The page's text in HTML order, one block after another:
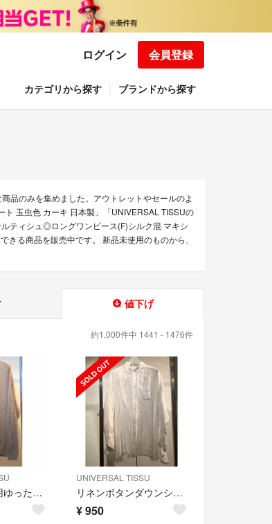
ログイン 会員登録
カテゴリから探す ブランドから探す
品のみを集めました。アウトレットやセールのよ
玉虫色 カーキ 日本製」「UNIVERSAL TISSUの
ィシュ◎ロングワンピース(F)シルク混 マキシ
る商品を販売中です。 新品未使用のものから、
値下げ
約1,000件中 1441 - 1476件
ソフィー様専用ゆったりコットンニット/グラソンボーダー
UNIVERSAL TISSU
リネンボタンダウンシャツ
¥950